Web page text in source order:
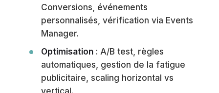
Conversions, événements
personnalisés, vérification via Events
Manager.
Optimisation : A/B test, règles
automatiques, gestion de la fatigue
publicitaire, scaling horizontal vs